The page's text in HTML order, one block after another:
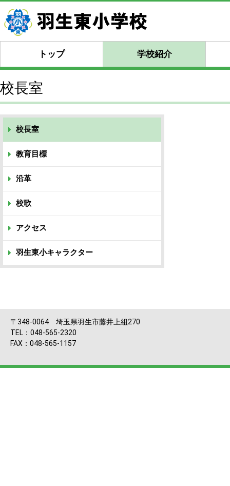
トップ 学校紹介
校長室
校長室
教育目標
沿革
校歌
アクセス
羽生東小キャラクター
〒348-0064 埼玉県羽生市藤井上組270
TEL：048-565-2320
FAX：048-565-1157